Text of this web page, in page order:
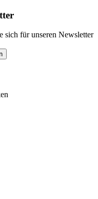
sich für unseren Newsletter